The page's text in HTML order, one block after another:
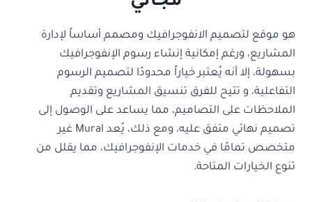
هو موقع لتصميم الانفوجرافيك ومصمم أساساً لإدارة
المشاريع، ورغم إمكانية إنشاء رسوم الإنفوجرافيك
بسهولة، إلا أنه يُعتبر خياراً محدودًا لتصميم الرسوم
التفاعلية، و تتيح للفرق تنسيق المشاريع وتقديم
الملاحظات على التصاميم، مما يساعد على الوصول إلى
تصميم نهائي متفق عليه، ومع ذلك، يُعد Mural غير
متخصص تمامًا في خدمات الإنفوجرافيك، مما يقلل من
تنوع الخيارات المتاحة.